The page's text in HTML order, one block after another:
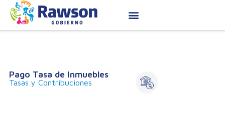
Pago Tasa de Inmuebles
Tasas y Contribuciones